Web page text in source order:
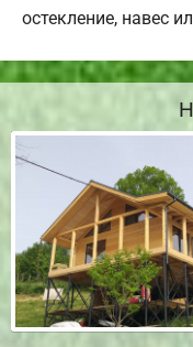
остекление, навес